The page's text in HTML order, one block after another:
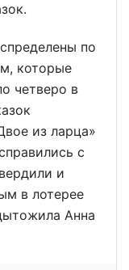
по
которые
четверо в
из ларца»
с
и
в лотерее
Анна